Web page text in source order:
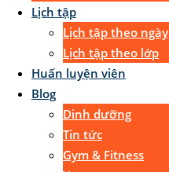
Lịch tập
Lịch tập theo ngày
Lịch tập theo lớp
Huấn luyện viên
Blog
Dinh dưỡng
Tin tức
Gym & Fitness